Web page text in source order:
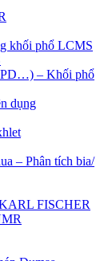
khối phổ LCMS
– Khối phổ
dụng
– Phân tích bia/
FISCHER